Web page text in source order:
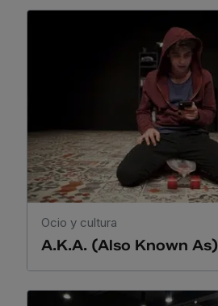
A.K.A. (Also Known As)
Ocio y cultura